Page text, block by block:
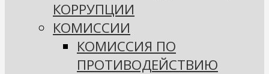
КОРРУПЦИИ
КОМИССИИ
КОМИССИЯ ПО
ПРОТИВОДЕЙСТВИЮ